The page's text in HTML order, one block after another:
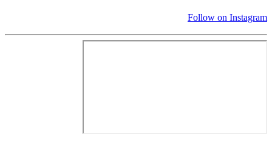
Follow on Instagram